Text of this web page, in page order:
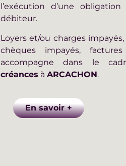
l’exécution d’une
débiteur.
Loyers et/ou charges
chèques impayés,
accompagne dans le
créances à ARCACHON.
En savoir +